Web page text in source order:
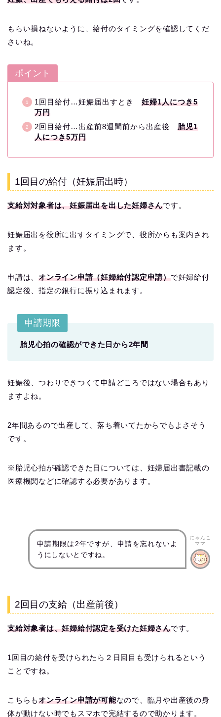
もらい損ねないように、給付のタイミングを確認してくだ
さいね。
ポイント
1回目給付…妊娠届出すとき
妊婦1人につき5
万円
2回目給付…出産前8週間前から出産後
胎児1
人につき5万円
1回目の給付（妊娠届出時）
支給対対象者は、妊娠届出を出した妊婦さんです。
妊娠届出を役所に出すタイミングで、役所からも案内され
ます。
申請は、オンライン申請（妊婦給付認定申請）で妊婦給付
認定後、指定の銀行に振り込まれます。
申請期限
胎児心拍の確認ができた日から2年間
妊娠後、つわりできつくて申請どころではない場合もあり
ますよね。
2年間あるので出産して、落ち着いてたからでもよさそう
です。
※胎児心拍が確認できた日については、妊婦届出書記載の
医療機関などに確認する必要があります。
申請期限は2年ですが、申請を忘れないよ
うにしないとですね。
にゃんこ
ママ
2回目の支給（出産前後）
支給対象者は、妊婦給付認定を受けた妊婦さんです。
1回目の給付を受けられたら２日回目も受けられるという
ことですね。
こちらもオンライン申請が可能なので、臨月や出産後の身
体が動けない時でもスマホで完結するので助かります。